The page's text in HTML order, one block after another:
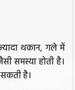
थकान, गले में
समस्या होती है।
है।